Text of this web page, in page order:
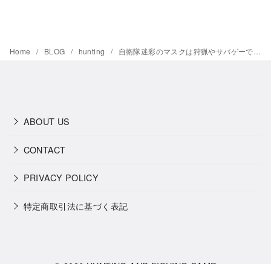
Home BLOG hunting 自衛隊迷彩のマスクは狩猟やサバゲーで使いやすくてバレにくい！
ABOUT US
CONTACT
PRIVACY POLICY
特定商取引法に基づく表記